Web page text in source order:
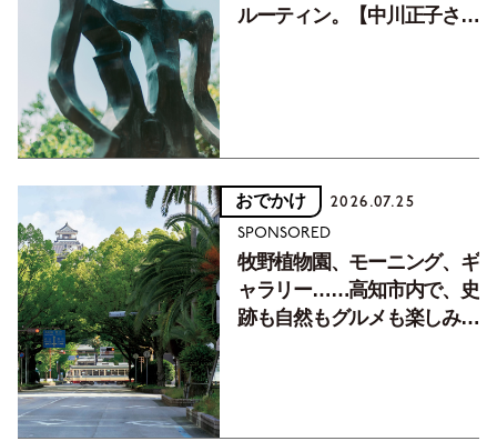
ルーティン。【中川正子さん
おでかけ 2026.07.25
SPONSORED
牧野植物園、モーニング、ギ
ャラリー……高知市内で、史
跡も自然もグルメも楽しみ尽